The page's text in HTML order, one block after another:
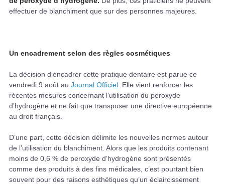
effectuer de blanchiment que sur des personnes majeures.
Un encadrement selon des règles cosmétiques
La décision d’encadrer cette pratique dentaire est parue ce
vendredi 9 août au Journal Officiel . Elle vient renforcer les
récentes mesures concernant l’utilisation du peroxyde
d’hydrogène et ne fait que transposer une directive européenne
au droit français.
D’une part, cette décision délimite les nouvelles normes autour
de l’utilisation du blanchiment. Alors que les produits contenant
moins de 0,6 % de peroxyde d’hydrogène sont présentés
comme des produits à des fins médicales, c’est pourtant bien
souvent pour des raisons esthétiques qu’un éclaircissement